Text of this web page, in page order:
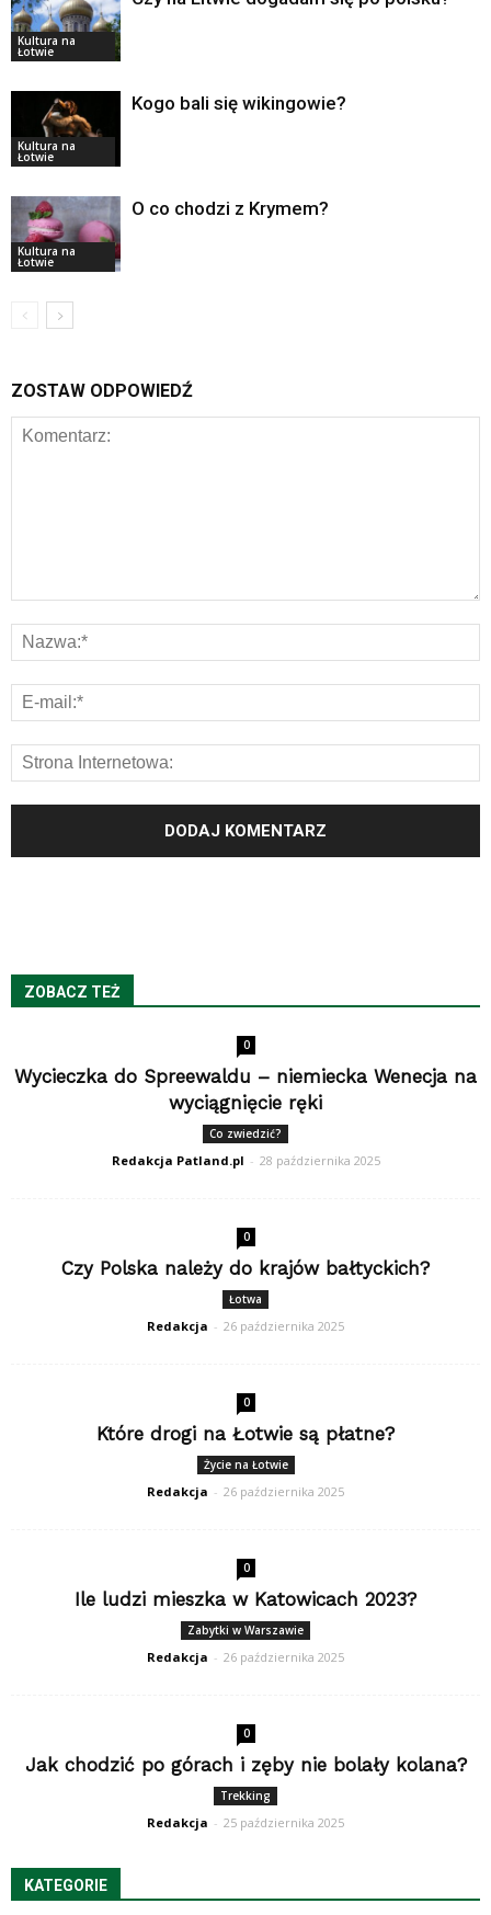
Kultura na
Łotwie
Kultura na
Łotwie
Kogo bali się wikingowie?
Kultura na
Łotwie
O co chodzi z Krymem?
ZOSTAW ODPOWIEDŹ
ZOBACZ TEŻ
0
Wycieczka do Spreewaldu – niemiecka Wenecja na
wyciągnięcie ręki
Co zwiedzić?
Redakcja Patland.pl - 28 października 2025
0
Czy Polska należy do krajów bałtyckich?
Łotwa
Redakcja - 26 października 2025
0
Które drogi na Łotwie są płatne?
Życie na Łotwie
Redakcja - 26 października 2025
0
Ile ludzi mieszka w Katowicach 2023?
Zabytki w Warszawie
Redakcja - 26 października 2025
0
Jak chodzić po górach i zęby nie bolały kolana?
Trekking
Redakcja - 25 października 2025
KATEGORIE